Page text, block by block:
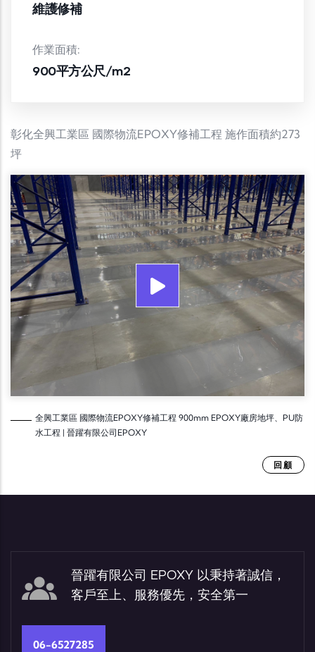
維護修補
作業面積:
900平方公尺/m2
彰化全興工業區 國際物流EPOXY修補工程 施作面積約273
坪
全興工業區 國際物流EPOXY修補工程 900mm EPOXY廠房地坪、PU防
水工程 | 晉躍有限公司EPOXY
回顧
晉躍有限公司 EPOXY 以秉持著誠信，
客戶至上、服務優先，安全第一
06-6527285